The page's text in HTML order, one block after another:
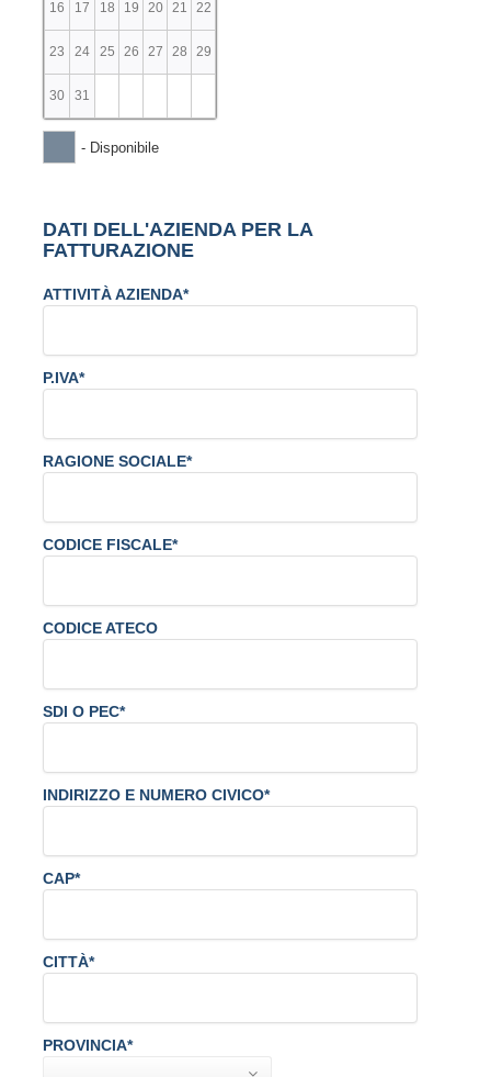
16 17 18 19 20 21 22
23 24 25 26 27 28 29
30 31
- Disponibile
DATI DELL'AZIENDA PER LA
FATTURAZIONE
ATTIVITÀ AZIENDA*
P.IVA*
RAGIONE SOCIALE*
CODICE FISCALE*
CODICE ATECO
SDI O PEC*
INDIRIZZO E NUMERO CIVICO*
CAP*
CITTÀ*
PROVINCIA*